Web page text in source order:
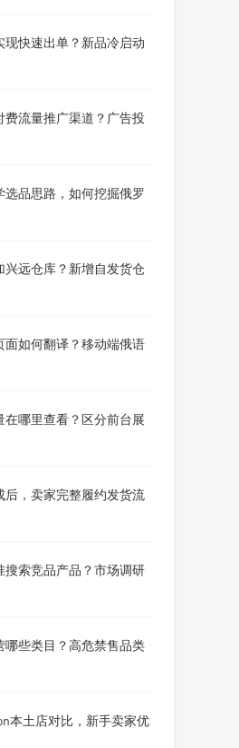
现快速出单？新品冷启动
费流量推广渠道？广告投
选品思路，如何挖掘俄罗
兴远仓库？新增自发货仓
面如何翻译？移动端俄语
在哪里查看？区分前台展
后，卖家完整履约发货流
搜索竞品产品？市场调研
哪些类目？高危禁售品类
本土店对比，新手卖家优